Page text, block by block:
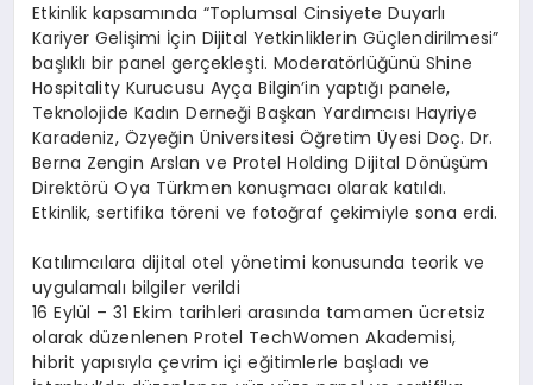
Etkinlik kapsamında “Toplumsal Cinsiyete Duyarlı
Kariyer Gelişimi İçin Dijital Yetkinliklerin Güçlendirilmesi”
başlıklı bir panel gerçekleşti. Moderatörlüğünü Shine
Hospitality Kurucusu Ayça Bilgin’in yaptığı panele,
Teknolojide Kadın Derneği Başkan Yardımcısı Hayriye
Karadeniz, Özyeğin Üniversitesi Öğretim Üyesi Doç. Dr.
Berna Zengin Arslan ve Protel Holding Dijital Dönüşüm
Direktörü Oya Türkmen konuşmacı olarak katıldı.
Etkinlik, sertifika töreni ve fotoğraf çekimiyle sona erdi.
Katılımcılara dijital otel yönetimi konusunda teorik ve
uygulamalı bilgiler verildi
16 Eylül – 31 Ekim tarihleri arasında tamamen ücretsiz
olarak düzenlenen Protel TechWomen Akademisi,
hibrit yapısıyla çevrim içi eğitimlerle başladı ve